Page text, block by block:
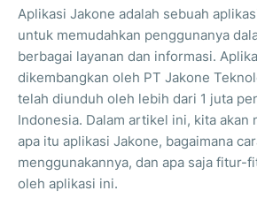
Aplikasi Jakone adalah sebuah
untuk memudahkan penggunanya
berbagai layanan dan informasi.
dikembangkan oleh PT Jakone
telah diunduh oleh lebih dari 1 juta
Indonesia. Dalam artikel ini, kita akan
apa itu aplikasi Jakone, bagaimana
menggunakannya, dan apa saja fitur-
oleh aplikasi ini.